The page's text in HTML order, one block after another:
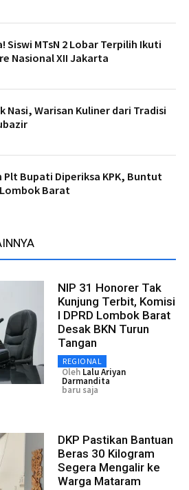
Siswi MTsN 2 Lobar Terpilih Ikuti
Nasional XII Jakarta
Nasi, Warisan Kuliner dari Tradisi
Plt Bupati Diperiksa KPK, Buntut
Barat
NIP 31 Honorer Tak
Kunjung Terbit, Komisi
I DPRD Lombok Barat
Desak BKN Turun
Tangan
REGIONAL
Oleh Lalu Ariyan
Darmandita
baru saja
DKP Pastikan Bantuan
Beras 30 Kilogram
Segera Mengalir ke
Warga Mataram